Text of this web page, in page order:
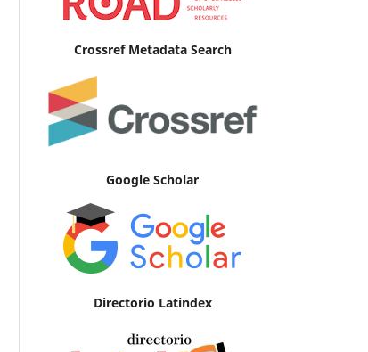
Crossref Metadata Search
Google Scholar
Directorio Latindex